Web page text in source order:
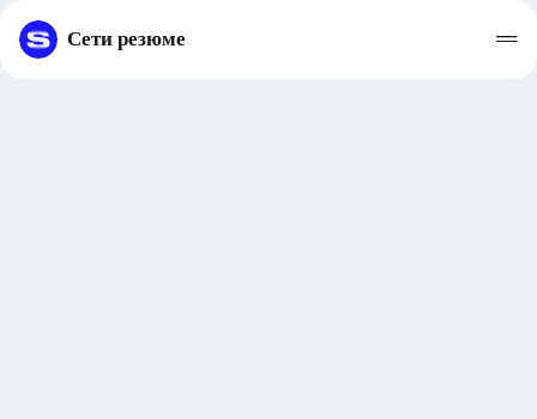
Сети резюме